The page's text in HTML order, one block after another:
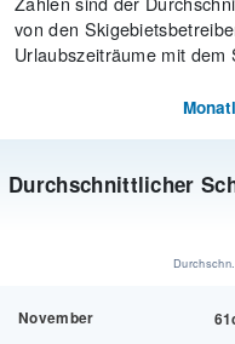
von den
Urlaubszeiträume mit dem
Durchschnittlicher
November